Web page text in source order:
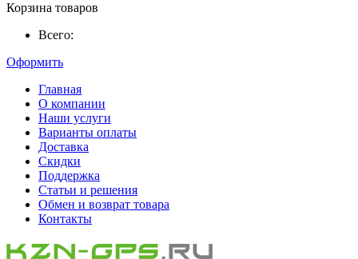
Корзина товаров
Всего:
Оформить
Главная
О компании
Наши услуги
Варианты оплаты
Доставка
Скидки
Поддержка
Статьи и решения
Обмен и возврат товара
Контакты